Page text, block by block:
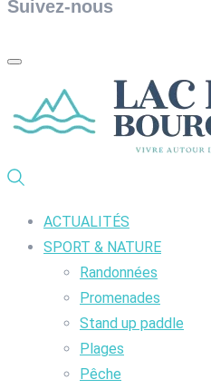
Suivez-nous
ACTUALITÉS
SPORT & NATURE
Randonnées
Promenades
Stand up paddle
Plages
Pêche